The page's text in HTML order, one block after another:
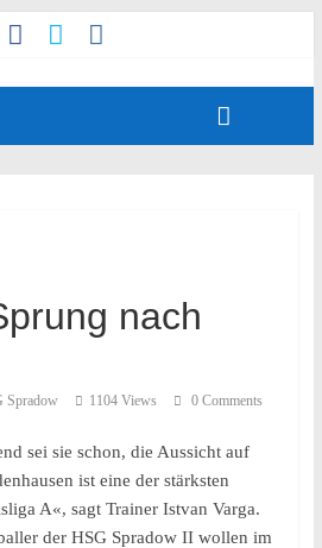
nach
Spradow 1104 Views 0 Comments
sei sie schon, die Aussicht auf
ist eine der stärksten
A«, sagt Trainer Istvan Varga.
der HSG Spradow II wollen im